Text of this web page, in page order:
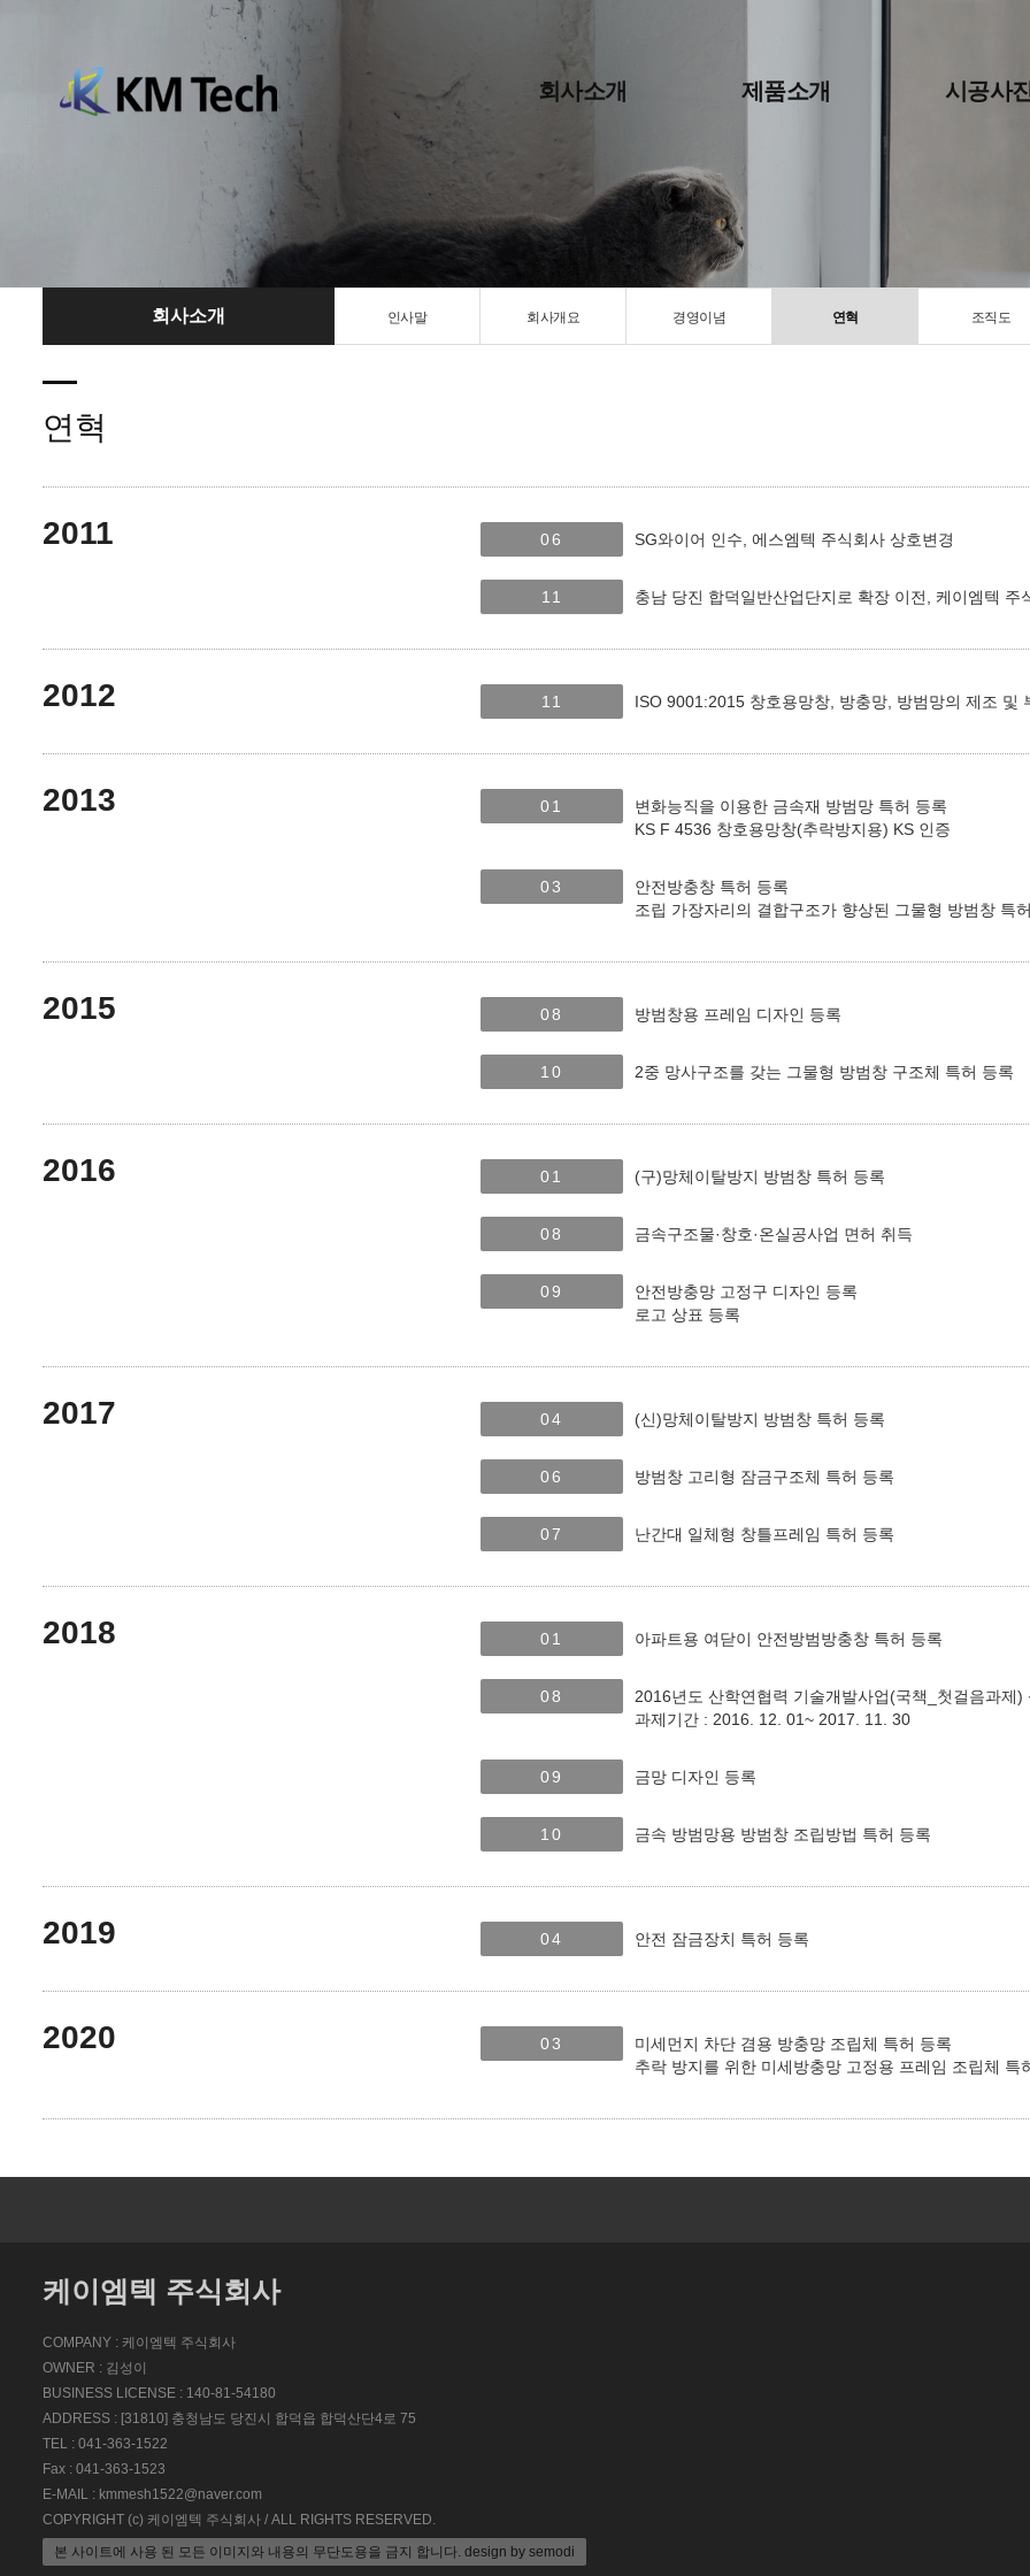
회사소개 제품소개 시공사
회사소개 인사말 회사개요 경영이념 연혁 조직도
연혁
2011 06 SG와이어 인수, 에스엠텍 주식회사 상호변경
11 충남 당진 합덕일반산업단지로 확장 이전, 케이엠텍 주
2012 11 ISO 9001:2015 창호용망창, 방충망, 방범망의 제조 및
2013 01
변화능직을 이용한 금속재 방범망 특허 등록
KS F 4536 창호용망창(추락방지용) KS 인증
03
안전방충창 특허 등록
조립 가장자리의 결합구조가 향상된 그물형 방범창 특
2015 08 방범창용 프레임 디자인 등록
10 2중 망사구조를 갖는 그물형 방범창 구조체 특허 등록
2016 01 (구)망체이탈방지 방범창 특허 등록
08 금속구조물·창호·온실공사업 면허 취득
09
안전방충망 고정구 디자인 등록
로고 상표 등록
2017 04 (신)망체이탈방지 방범창 특허 등록
06 방범창 고리형 잠금구조체 특허 등록
07 난간대 일체형 창틀프레임 특허 등록
2018 01 아파트용 여닫이 안전방범방충창 특허 등록
08
2016년도 산학연협력 기술개발사업(국책_첫걸음과제)
과제기간 : 2016. 12. 01~ 2017. 11. 30
09 금망 디자인 등록
10 금속 방범망용 방범창 조립방법 특허 등록
2019 04 안전 잠금장치 특허 등록
2020 03
미세먼지 차단 겸용 방충망 조립체 특허 등록
추락 방지를 위한 미세방충망 고정용 프레임 조립체 특
케이엠텍 주식회사
COMPANY : 케이엠텍 주식회사
OWNER : 김성이
BUSINESS LICENSE : 140-81-54180
ADDRESS : [31810] 충청남도 당진시 합덕읍 합덕산단4로 75
TEL : 041-363-1522
Fax : 041-363-1523
E-MAIL : kmmesh1522@naver.com
COPYRIGHT (c) 케이엠텍 주식회사 / ALL RIGHTS RESERVED.
본 사이트에 사용 된 모든 이미지와 내용의 무단도용을 금지 합니다. design by semodi